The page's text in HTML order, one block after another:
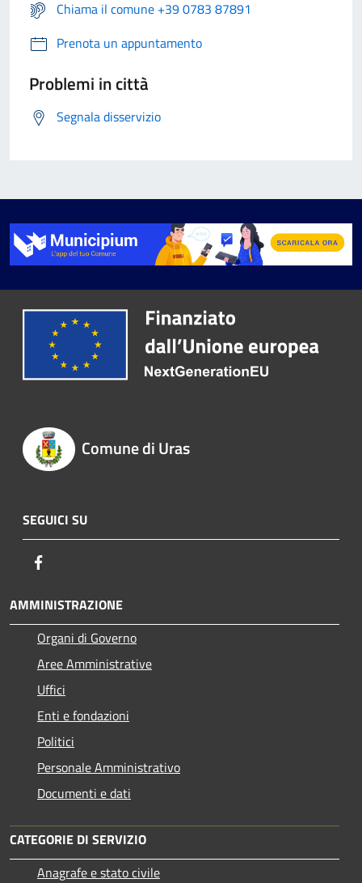
Chiama il comune +39 0783 87891
Prenota un appuntamento
Problemi in città
Segnala disservizio
Comune di Uras
SEGUICI SU
AMMINISTRAZIONE
Organi di Governo
Aree Amministrative
Uffici
Enti e fondazioni
Politici
Personale Amministrativo
Documenti e dati
CATEGORIE DI SERVIZIO
Anagrafe e stato civile